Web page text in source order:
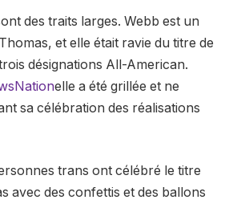
des traits larges. Webb est un
et elle était ravie du titre de
désignations All-American.
elle a été grillée et ne
sa célébration des réalisations
trans ont célébré le titre
avec des confettis et des ballons